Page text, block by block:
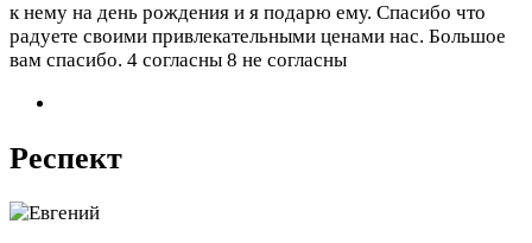
к нему на день рождения и я подарю ему. Спасибо что
радуете своими привлекательными ценами нас. Большое
вам спасибо. 4 согласны 8 не согласны
Респект